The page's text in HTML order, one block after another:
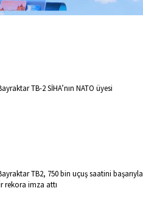
TB-2 SİHA’nın NATO üyesi
TB2, 750 bin uçuş saatini başarıyla
rekora imza attı